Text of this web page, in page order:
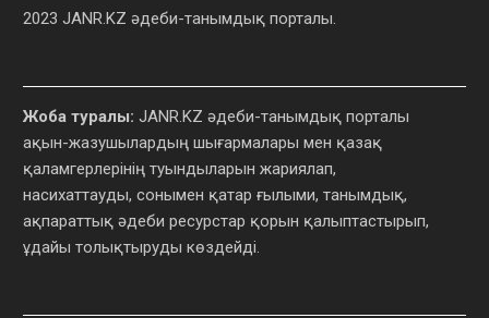
2023 JANR.KZ әдеби-танымдық порталы.
Жоба туралы: JANR.KZ әдеби-танымдық порталы
ақын-жазушылардың шығармалары мен қазақ
қаламгерлерінің туындыларын жариялап,
насихаттауды, сонымен қатар ғылыми, танымдық,
ақпараттық әдеби ресурстар қорын қалыптастырып,
ұдайы толықтыруды көздейді.